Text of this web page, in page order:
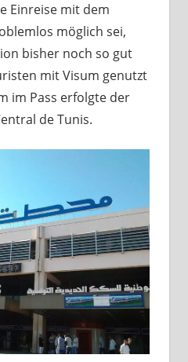
Einreise mit dem
möglich sei,
bisher noch so gut
mit Visum genutzt
im Pass erfolgte der
de Tunis.